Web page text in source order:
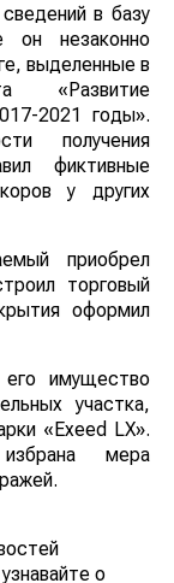
в базу
незаконно
выделенные
«Развитие
2021 годы».
получения
фиктивные
у других
приобрел
торговый
оформил
имущество
участка,
«Exeed LX».
мера
, узнавайте о